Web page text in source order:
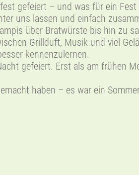
gefeiert – und was für ein
uns lassen und einfach
über Bratwürste bis hin zu
Grillduft, Musik und viel
kennenzulernen.
gefeiert. Erst als am frühen
haben – es war ein